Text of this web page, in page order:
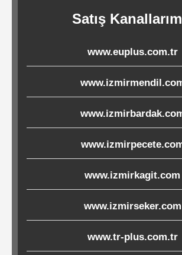
Ürünleri
Melamin
Ürünler
Porselen-
Seramik
Cam
Buklet
Ürünler
Satış
www.euplus.com.tr
www.izmirkagit.com
www.izmirseker.com
www.tr-plus.com.tr